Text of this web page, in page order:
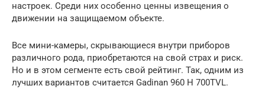
настроек. Среди них особенно ценны извещения о
движении на защищаемом объекте.
Все мини-камеры, скрывающиеся внутри приборов
различного рода, приобретаются на свой страх и риск.
Но и в этом сегменте есть свой рейтинг. Так, одним из
лучших вариантов считается Gadinan 960 H 700TVL.